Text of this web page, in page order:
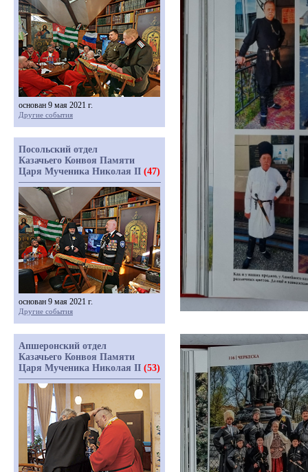
основан 9 мая 2021 г.
Другие события
Посольский отдел
Казачьего Конвоя Памяти
Царя Мученика Николая II (47)
основан 9 мая 2021 г.
Другие события
Апшеронский отдел
Казачьего Конвоя Памяти
Царя Мученика Николая II (53)